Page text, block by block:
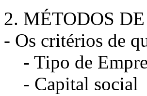
2. MÉTODOS
- Os critérios de
- Tipo de
- Capital social